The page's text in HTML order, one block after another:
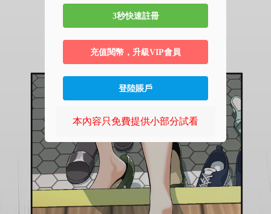
3秒快速註冊
充值閱幣，升級VIP會員
登陸賬戶
本內容只免費提供小部分試看